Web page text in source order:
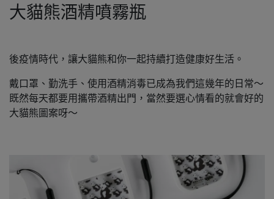
大貓熊酒精噴霧瓶
後疫情時代，讓大貓熊和你一起持續打造健康好生活。
戴口罩、勤洗手、使用酒精消毒已成為我們這幾年的日常～
既然每天都要用攜帶酒精出門，當然要選心情看的就會好的
大貓熊圖案呀～